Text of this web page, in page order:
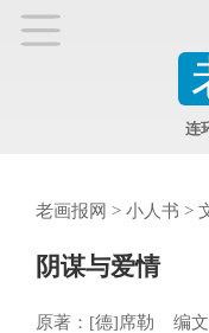
连
老画报网 > 小人书 >
阴谋与爱情
原著：[德]席勒 编